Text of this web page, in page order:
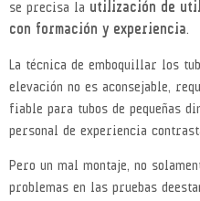
se precisa la utilización de
con formación y experiencia.
La técnica de emboquillar los
elevación no es aconsejable,
fiable para tubos de pequeñas
personal de experiencia
Pero un mal montaje, no
problemas en las pruebas de